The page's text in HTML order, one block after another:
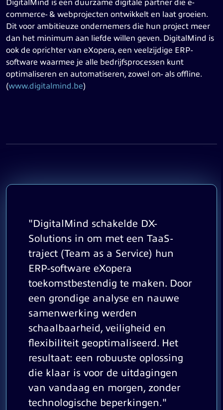
DigitalMind is een duurzame digitale partner die e-
commerce- & webprojecten ontwikkelt en laat groeien.
Dit voor ambitieuze ondernemers die hun project meer
dan het minimum aan liefde willen geven. DigitalMind is
ook de oprichter van eXopera, een veelzijdige ERP-
software waarmee je alle bedrijfsprocessen kunt
optimaliseren en automatiseren, zowel on- als offline.
(www.digitalmind.be)
"DigitalMind schakelde DX-
Solutions in om met een TaaS-
traject (Team as a Service) hun
ERP-software eXopera
toekomstbestendig te maken. Door
een grondige analyse en nauwe
samenwerking werden
schaalbaarheid, veiligheid en
flexibiliteit geoptimaliseerd. Het
resultaat: een robuuste oplossing
die klaar is voor de uitdagingen
van vandaag en morgen, zonder
technologische beperkingen."